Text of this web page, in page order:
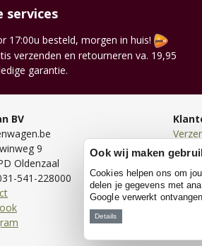
services
17:00u besteld, morgen in huis!
verzenden en retourneren va. 19,95
garantie.
BV
9
Oldenzaal
541-228000
Ook wij maken
Cookies helpen ons om
delen je gegevens met
Google verwerkt
Details